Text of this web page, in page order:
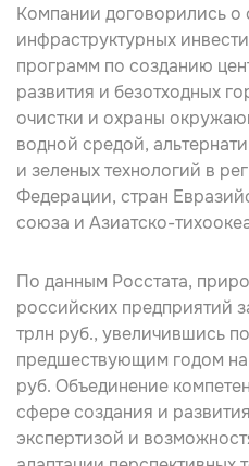
Компании договорились о
инфраструктурных
программ по созданию
развития и безотходных
очистки и охраны
водной средой,
и зеленых технологий в
Федерации, стран
союза и Азиатско-
По данным Росстата,
российских предприятий
трлн руб., увеличившись
предшествующим годом на
руб. Объединение
сфере создания и
экспертизой и